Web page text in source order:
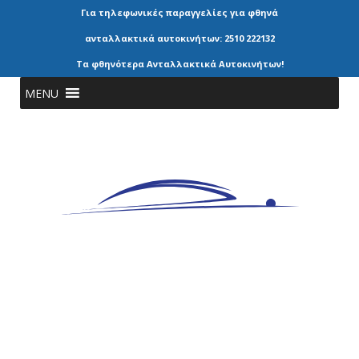
Για τηλεφωνικές παραγγελίες για φθηνά
ανταλλακτικά αυτοκινήτων: 2510 222132
Τα φθηνότερα Ανταλλακτικά Αυτοκινήτων!
MENU